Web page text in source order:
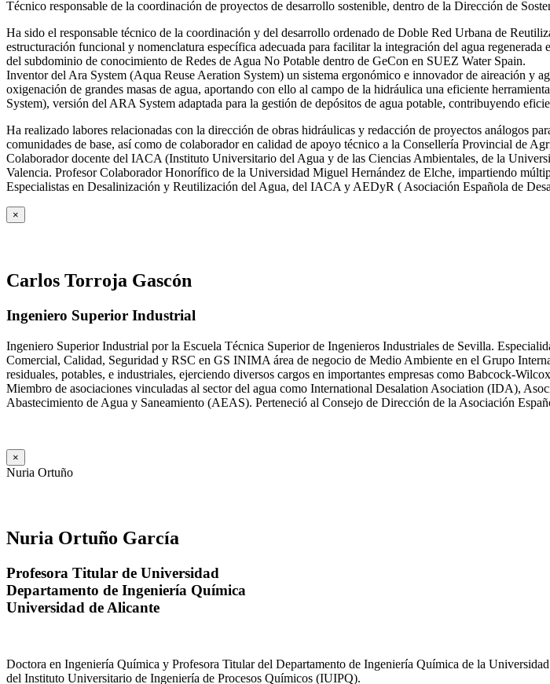
Técnico responsable de la coordinación de proyectos de desarrollo sostenible, dentro de la Dirección de
Ha sido el responsable técnico de la coordinación y del desarrollo ordenado de Doble Red Urbana de
estructuración funcional y nomenclatura específica adecuada para facilitar la integración del agua
del subdominio de conocimiento de Redes de Agua No Potable dentro de GeCon en SUEZ Water Spain.
Inventor del Ara System (Aqua Reuse Aeration System) un sistema ergonómico e innovador de aireación y
oxigenación de grandes masas de agua, aportando con ello al campo de la hidráulica una eficiente
System), versión del ARA System adaptada para la gestión de depósitos de agua potable, contribuyendo
Ha realizado labores relacionadas con la dirección de obras hidráulicas y redacción de proyectos análogos
comunidades de base, así como de colaborador en calidad de apoyo técnico a la Consellería Provincial de
Colaborador docente del IACA (Instituto Universitario del Agua y de las Ciencias Ambientales, de la
Valencia. Profesor Colaborador Honorífico de la Universidad Miguel Hernández de Elche, impartiendo
Especialistas en Desalinización y Reutilización del Agua, del IACA y AEDyR ( Asociación Española de
×
Carlos Torroja Gascón
Ingeniero Superior Industrial
Ingeniero Superior Industrial por la Escuela Técnica Superior de Ingenieros Industriales de Sevilla.
Comercial, Calidad, Seguridad y RSC en GS INIMA área de negocio de Medio Ambiente en el Grupo
residuales, potables, e industriales, ejerciendo diversos cargos en importantes empresas como Babcock-
Miembro de asociaciones vinculadas al sector del agua como International Desalation Asociation (IDA),
Abastecimiento de Agua y Saneamiento (AEAS). Perteneció al Consejo de Dirección de la Asociación
×
Nuria Ortuño
Nuria Ortuño García
Profesora Titular de Universidad
Departamento de Ingeniería Química
Universidad de Alicante
Doctora en Ingeniería Química y Profesora Titular del Departamento de Ingeniería Química de la
del Instituto Universitario de Ingeniería de Procesos Químicos (IUIPQ).